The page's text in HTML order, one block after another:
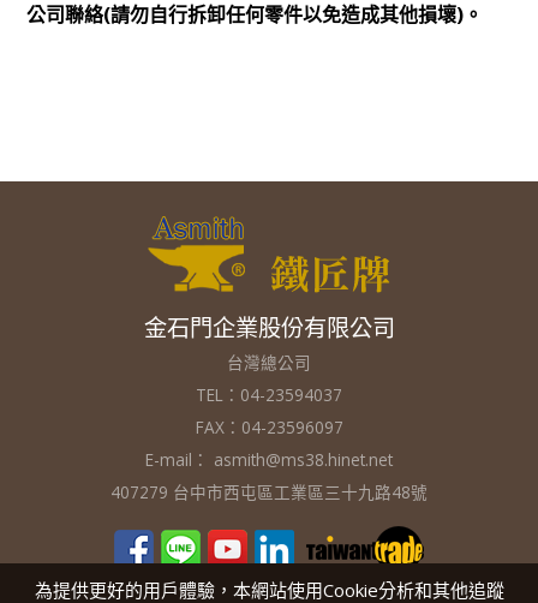
公司聯絡(請勿自行拆卸任何零件以免造成其他損壞)。
為提供更好的用戶體驗，本網站使用Cookie分析和其他追蹤
金石門企業股份有限公司
台灣總公司
TEL：04-23594037
FAX：04-23596097
E-mail： asmith@ms38.hinet.net
407279 台中市西屯區工業區三十九路48號